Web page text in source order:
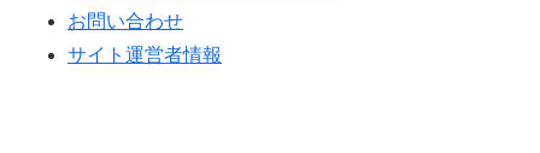
お問い合わせ
サイト運営者情報